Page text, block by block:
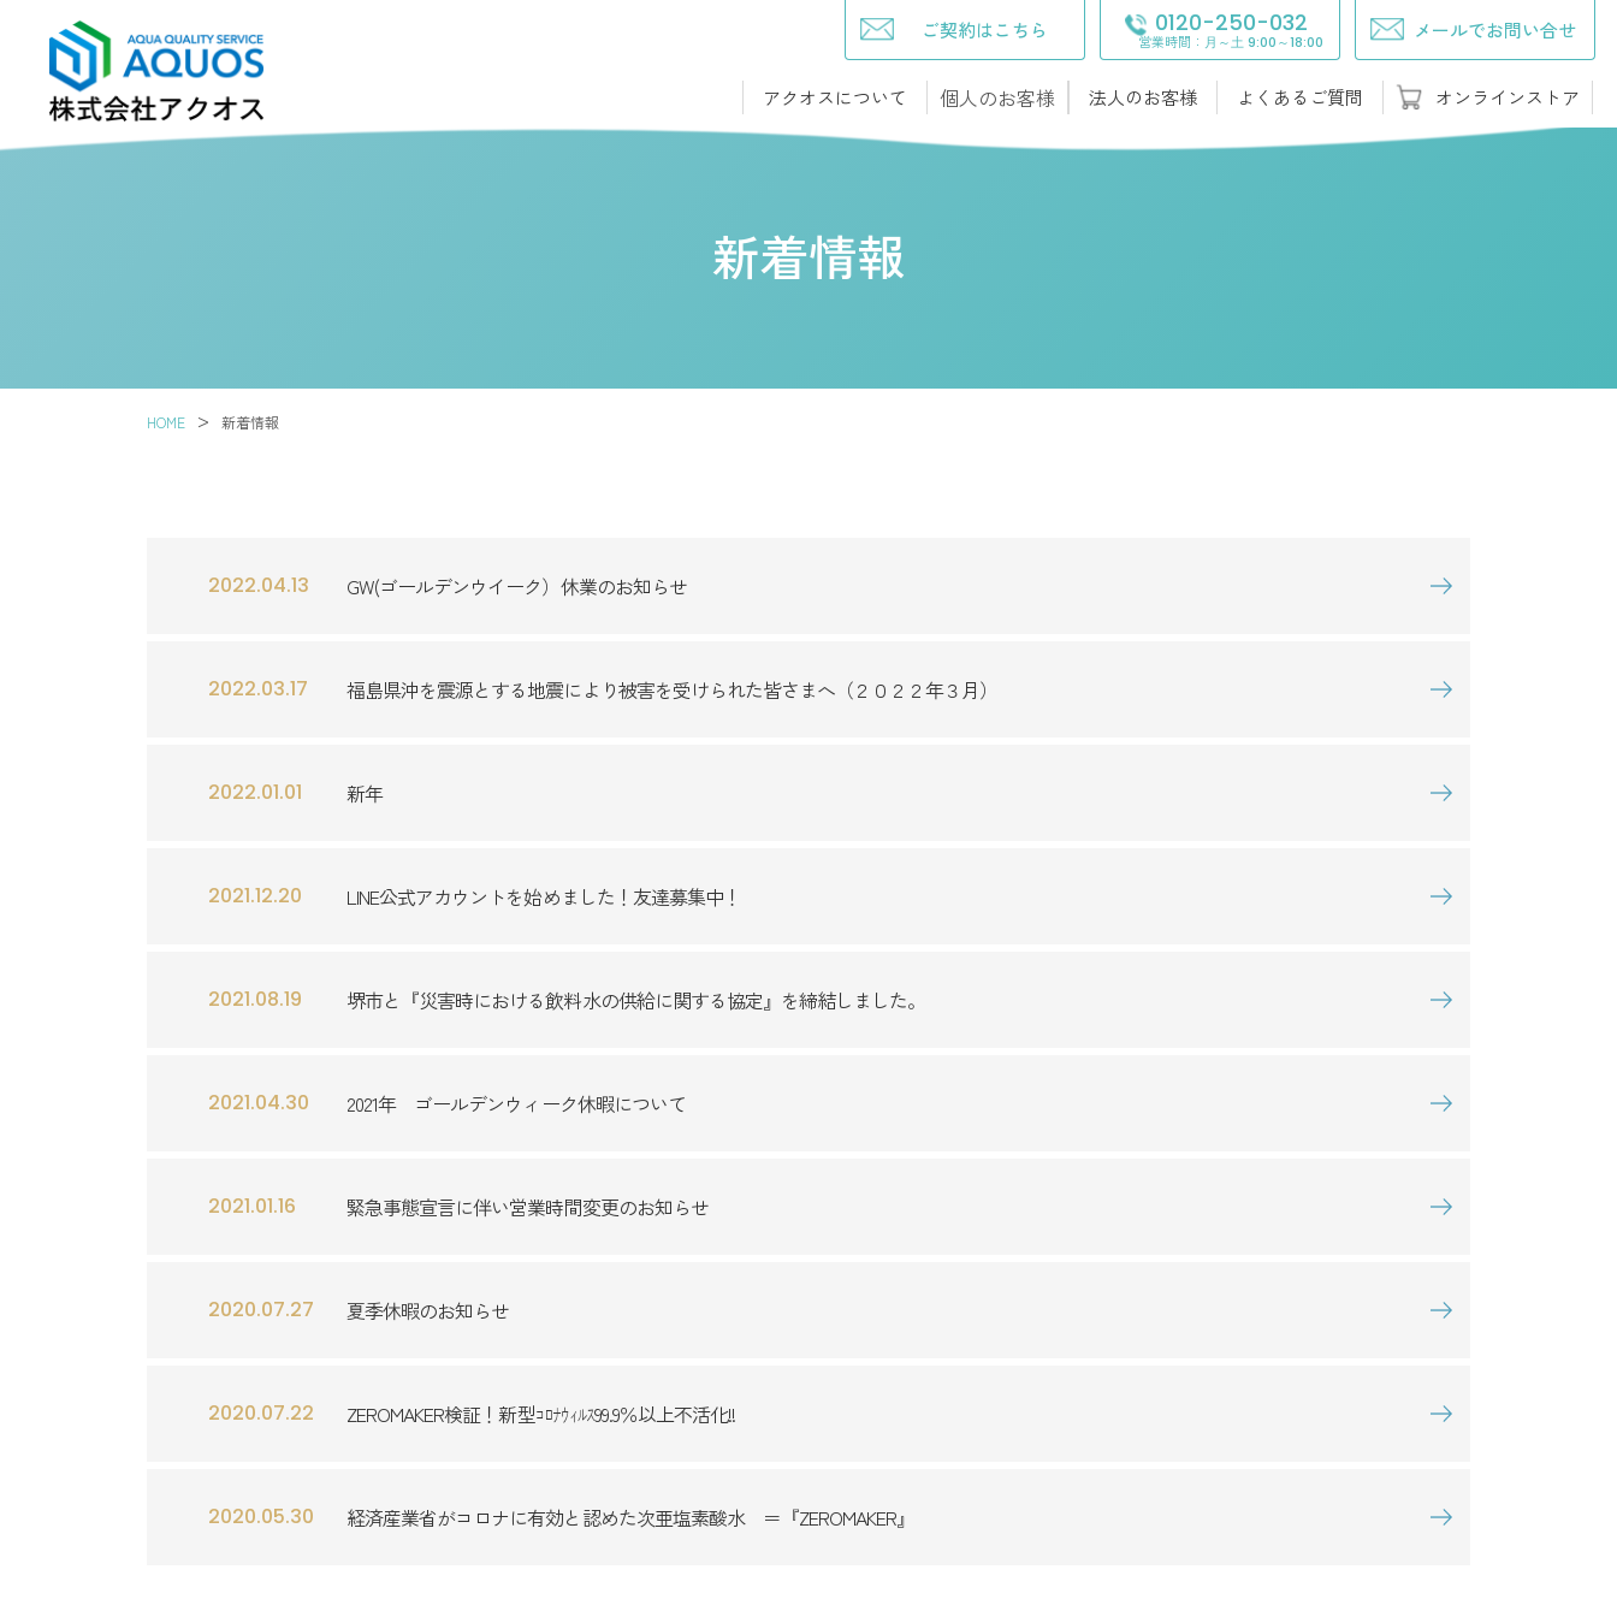
アクオスについて 個人のお客様 法人のお客様 よくあるご質問 オンラインストア
ご契約はこちら 0120-250-032
営業時間： 月～土 9:00～18:00 メールでお問い合せ
新着情報
HOME > 新着情報
2022.04.13 GW(ゴールデンウイーク）休業のお知らせ
2022.03.17 福島県沖を震源とする地震により被害を受けられた皆さまへ（２０２２年３月）
2022.01.01 新年
2021.12.20 LINE公式アカウントを始めました！友達募集中！
2021.08.19 堺市と『災害時における飲料水の供給に関する協定』を締結しました。
2021.04.30 2021年 ゴールデンウィーク休暇について
2021.01.16 緊急事態宣言に伴い営業時間変更のお知らせ
2020.07.27 夏季休暇のお知らせ
2020.07.22 ZEROMAKER検証！新型ｺﾛﾅｳｨﾙｽ99.9％以上不活化!!
2020.05.30 経済産業省がコロナに有効と認めた次亜塩素酸水 ＝『ZEROMAKER』